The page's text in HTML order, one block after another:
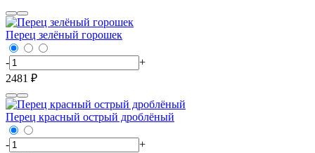
Перец зелёный горошек
-
+
2481 ₽
Перец красный острый дроблёный
-
+